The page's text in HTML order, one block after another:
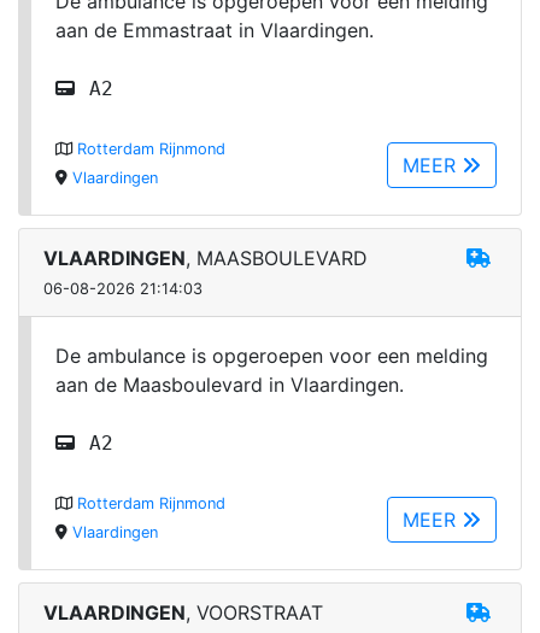
aan de Emmastraat in Vlaardingen.
A2
MEER
Rotterdam Rijnmond
Vlaardingen
VLAARDINGEN, MAASBOULEVARD
06-08-2026 21:14:03
De ambulance is opgeroepen voor een melding
aan de Maasboulevard in Vlaardingen.
A2
MEER
Rotterdam Rijnmond
Vlaardingen
VLAARDINGEN, VOORSTRAAT